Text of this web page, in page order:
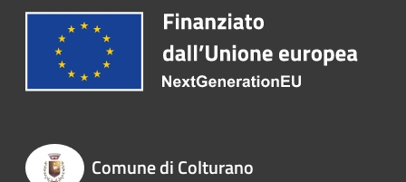
Comune di Colturano